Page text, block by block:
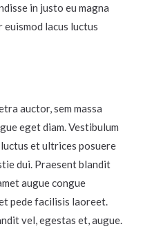
in justo eu magna
euismod lacus luctus
auctor, sem massa
eget diam. Vestibulum
et ultrices posuere
dui. Praesent blandit
augue congue
pede facilisis laoreet.
vel, egestas et, augue.